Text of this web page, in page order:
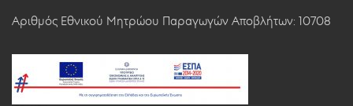
Αριθμός Εθνικού Μητρώου Παραγωγών Αποβλήτων: 10708